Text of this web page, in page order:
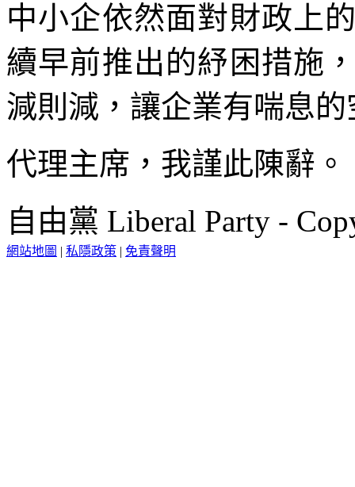
中小企依然面對財政上
續早前推出的紓困措施
減則減，讓企業有喘息的
代理主席，我謹此陳辭。
自由黨 Liberal Party -
網站地圖 | 私隱政策 | 免責聲明